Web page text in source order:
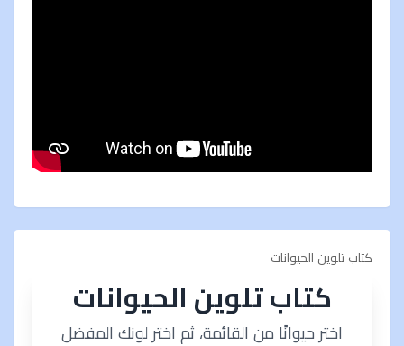
كتاب تلوين الحيوانات
كتاب تلوين الحيوانات
اختر حيوانًا من القائمة، ثم اختر لونك المفضل